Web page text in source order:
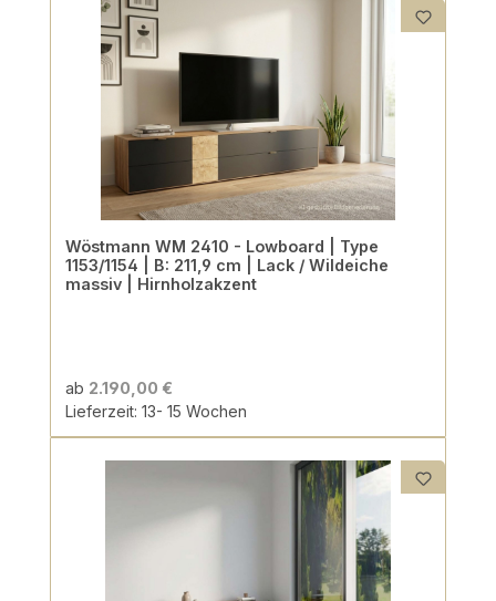
Wöstmann WM 2410 - Lowboard | Type
1153/1154 | B: 211,9 cm | Lack / Wildeiche
massiv | Hirnholzakzent
ab 2.190,00 €
Lieferzeit: 13- 15 Wochen